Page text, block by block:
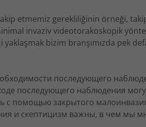
takip etmemiz gerekliliğinin örneği,
invaziv videotorakoskopik
yaklaşmak bizim branşımızda pek
последующего
последующего наблюдения
с помощью закрытого
и скептицизм важны, в чем мы